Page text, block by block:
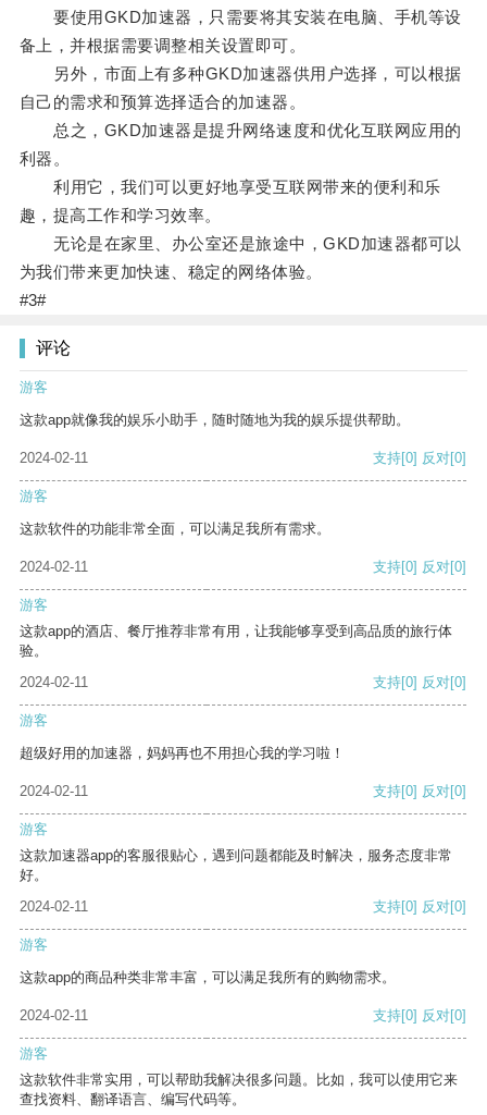
要使用GKD加速器，只需要将其安装在电脑、手机等设
备上，并根据需要调整相关设置即可。
另外，市面上有多种GKD加速器供用户选择，可以根据
自己的需求和预算选择适合的加速器。
总之，GKD加速器是提升网络速度和优化互联网应用的
利器。
利用它，我们可以更好地享受互联网带来的便利和乐
趣，提高工作和学习效率。
无论是在家里、办公室还是旅途中，GKD加速器都可以
为我们带来更加快速、稳定的网络体验。
#3#
评论
游客
这款app就像我的娱乐小助手，随时随地为我的娱乐提供帮助。
2024-02-11 支持[0] 反对[0]
游客
这款软件的功能非常全面，可以满足我所有需求。
2024-02-11 支持[0] 反对[0]
游客
这款app的酒店、餐厅推荐非常有用，让我能够享受到高品质的旅行体
验。
2024-02-11
支持[0] 反对[0]
游客
超级好用的加速器，妈妈再也不用担心我的学习啦！
2024-02-11 支持[0] 反对[0]
游客
这款加速器app的客服很贴心，遇到问题都能及时解决，服务态度非常
好。
2024-02-11
支持[0] 反对[0]
游客
这款app的商品种类非常丰富，可以满足我所有的购物需求。
2024-02-11 支持[0] 反对[0]
游客
这款软件非常实用，可以帮助我解决很多问题。比如，我可以使用它来
查找资料、翻译语言、编写代码等。